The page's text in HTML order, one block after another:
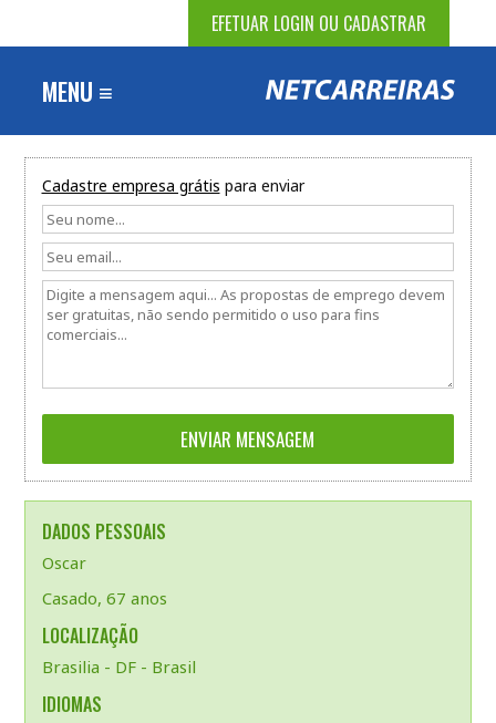
EFETUAR LOGIN OU CADASTRAR
MENU ≡
Cadastre empresa grátis para enviar
DADOS PESSOAIS
Oscar
Casado, 67 anos
LOCALIZAÇÃO
Brasilia - DF - Brasil
IDIOMAS